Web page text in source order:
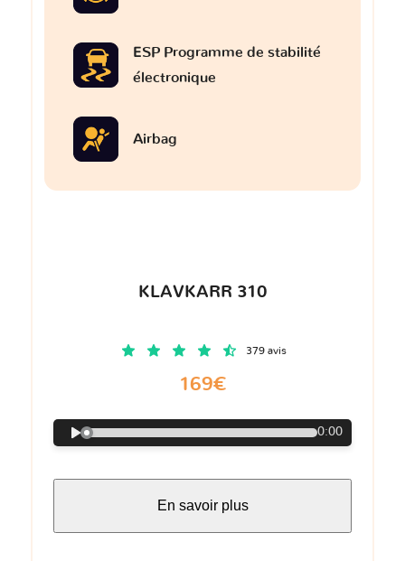
ESP Programme de stabilité
électronique
Airbag
KLAVKARR 310
379 avis
169€
0:00
En savoir plus